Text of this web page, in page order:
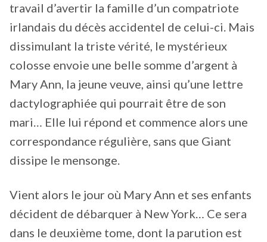
travail d’avertir la famille d’un compatriote
irlandais du décès accidentel de celui-ci. Mais
dissimulant la triste vérité, le mystérieux
colosse envoie une belle somme d’argent à
Mary Ann, la jeune veuve, ainsi qu’une lettre
dactylographiée qui pourrait être de son
mari… Elle lui répond et commence alors une
correspondance régulière, sans que Giant
dissipe le mensonge.
Vient alors le jour où Mary Ann et ses enfants
décident de débarquer à New York… Ce sera
dans le deuxième tome, dont la parution est